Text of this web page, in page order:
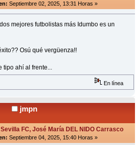
Septiembre 02, 2025, 13:31 Horas »
mejores futbolistas más Idumbo es un
Osú qué vergüenza!!
tipo ahí al frente...
En línea
jmpn
FC, José María DEL NIDO Carrasco
Septiembre 04, 2025, 15:40 Horas »